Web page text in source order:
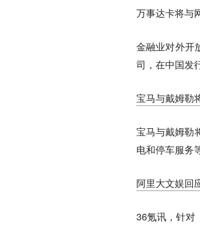
万事达卡将与
金融业对外开
司，在中国发
宝马与戴姆勒
宝马与戴姆勒
电和停车服务
阿里大文娱回
36氪讯，针对